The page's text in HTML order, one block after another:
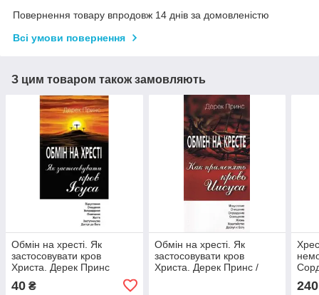
Повернення товару впродовж 14 днів за домовленістю
Всі умови повернення
З цим товаром також замовляють
Обмін на хресті. Як
застосовувати кров
Христа. Дерек Принс
40 ₴
Обмін на хресті. Як
застосовувати кров
Христа. Дерек Принс /
240